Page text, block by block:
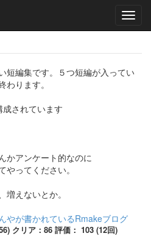
短編集です。５つ短編が入ってい
わります。
されています
かアンケート的なのに
やってください。
えないとか。
やが書かれているRmakeブログ
クリア：86 評価： 103 (12回)